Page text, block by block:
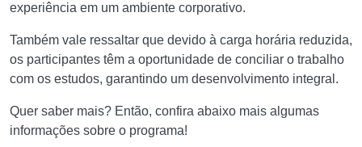
experiência em um ambiente corporativo.
Também vale ressaltar que devido à carga horária reduzida,
os participantes têm a oportunidade de conciliar o trabalho
com os estudos, garantindo um desenvolvimento integral.
Quer saber mais? Então, confira abaixo mais algumas
informações sobre o programa!